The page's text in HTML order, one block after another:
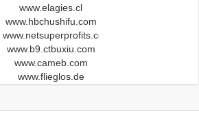
www.elagies.cl
www.hbchushifu.com
www.netsuperprofits.com
www.b9.ctbuxiu.com
www.cameb.com
www.flieglos.de